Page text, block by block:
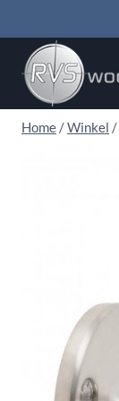
naar
inhoud
Home /Winkel /